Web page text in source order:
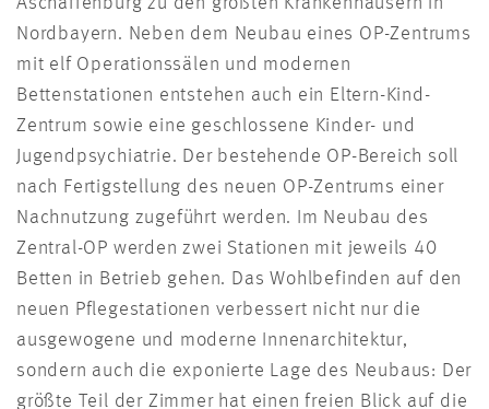
Nordbayern. Neben dem Neubau eines OP-Zentrums
mit elf Operationssälen und modernen
Bettenstationen entstehen auch ein Eltern-Kind-
Zentrum sowie eine geschlossene Kinder- und
Jugendpsychiatrie. Der bestehende OP-Bereich soll
nach Fertigstellung des neuen OP-Zentrums einer
Nachnutzung zugeführt werden. Im Neubau des
Zentral-OP werden zwei Stationen mit jeweils 40
Betten in Betrieb gehen. Das Wohlbefinden auf den
neuen Pflegestationen verbessert nicht nur die
ausgewogene und moderne Innenarchitektur,
sondern auch die exponierte Lage des Neubaus: Der
größte Teil der Zimmer hat einen freien Blick auf die